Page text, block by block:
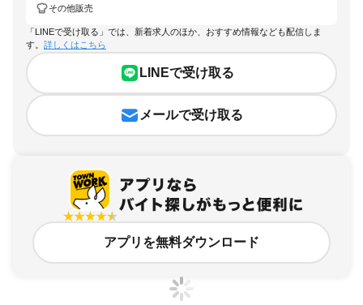
その他販売
「LINEで受け取る」では、新着求人のほか、おすすめ情報なども配信しま
す。 詳しくはこちら
LINEで受け取る
メールで受け取る
アプリを無料ダウンロード